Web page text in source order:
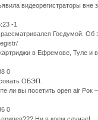
видеорегистраторы вне
-1
Госдумой. Об
в Ефремове, Туле и
0
ОБЭП.
ли вы посетить open air
0